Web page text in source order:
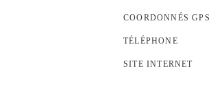
COORDONNÉS GPS
TÉLÉPHONE
SITE INTERNET